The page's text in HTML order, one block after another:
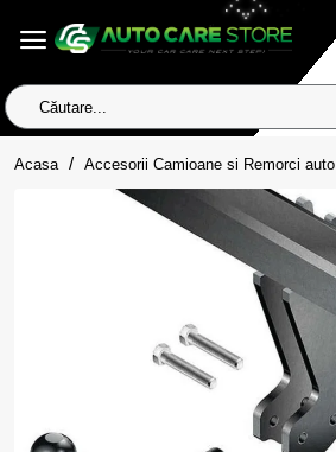
Căutare...
Acasa homeAccesorii Camioane si Remorci auto